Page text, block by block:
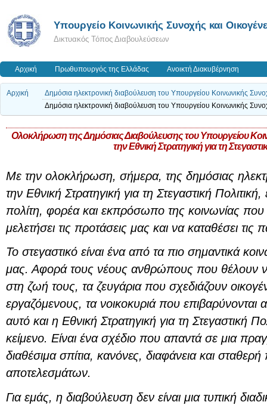
Υπουργείο Κοινωνικής Συνοχής και
Δικτυακός Τόπος Διαβουλεύσεων
Αρχική Πρωθυπουργός της Ελλάδας Ανοικτή Διακυβέρνηση
Αρχική
Δημόσια ηλεκτρονική διαβούλευση του Υπουργείου Κοινωνικής
Δημόσια ηλεκτρονική διαβούλευση του Υπουργείου Κοινωνικής
Oλοκλήρωση της Δημόσιας Διαβούλευσης του Υπουργείου
την Εθνική Στρατηγική για τη
Με την ολοκλήρωση, σήμερα, της δημόσιας
την Εθνική Στρατηγική για τη Στεγαστική
πολίτη, φορέα και εκπρόσωπο της κοινωνίας
μελετήσει τις προτάσεις μας και να καταθέσει τις
Το στεγαστικό είναι ένα από τα πιο σημαντικά
μας. Αφορά τους νέους ανθρώπους που θέλουν
στη ζωή τους, τα ζευγάρια που σχεδιάζουν
εργαζόμενους, τα νοικοκυριά που επιβαρύνονται
αυτό και η Εθνική Στρατηγική για τη Στεγαστική
κείμενο. Είναι ένα σχέδιο που απαντά σε μια
διαθέσιμα σπίτια, κανόνες, διαφάνεια και
αποτελεσμάτων.
Για εμάς, η διαβούλευση δεν είναι μια τυπική